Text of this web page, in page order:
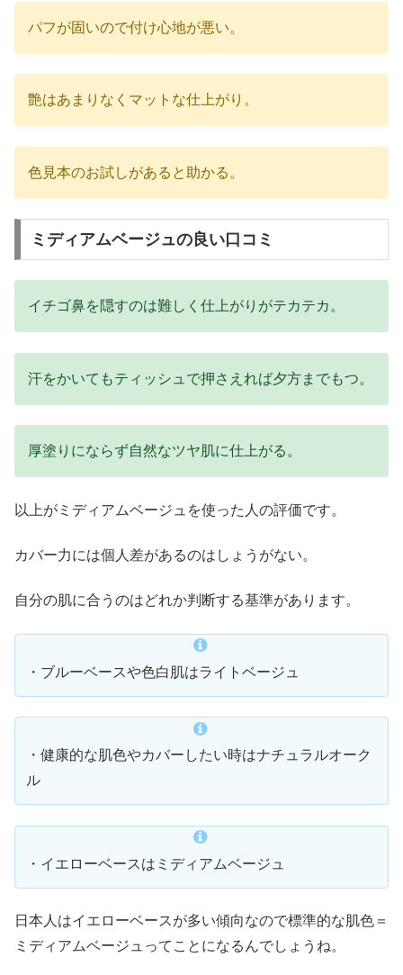
パフが固いので付け心地が悪い。
艶はあまりなくマットな仕上がり。
色見本のお試しがあると助かる。
ミディアムベージュの良い口コミ
イチゴ鼻を隠すのは難しく仕上がりがテカテカ。
汗をかいてもティッシュで押さえれば夕方までもつ。
厚塗りにならず自然なツヤ肌に仕上がる。
以上がミディアムベージュを使った人の評価です。
カバー力には個人差があるのはしょうがない。
自分の肌に合うのはどれか判断する基準があります。
・ブルーベースや色白肌はライトベージュ
・健康的な肌色やカバーしたい時はナチュラルオーク
ル
・イエローベースはミディアムベージュ
日本人はイエローベースが多い傾向なので標準的な肌色＝
ミディアムベージュってことになるんでしょうね。